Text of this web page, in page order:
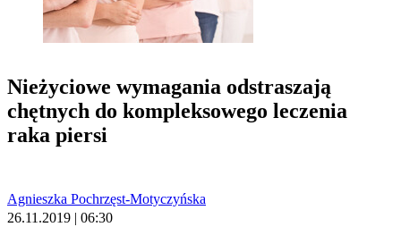
Nieżyciowe wymagania odstraszają
chętnych do kompleksowego leczenia
raka piersi
Agnieszka Pochrzęst-Motyczyńska
26.11.2019 | 06:30